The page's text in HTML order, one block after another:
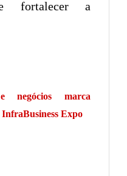
fortalecer a
negócios marca
Expo